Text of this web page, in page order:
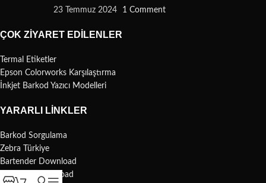
23 Temmuz 2024 1 Comment
ÇOK ZIYARET EDILENLER
Termal Etiketler
Epson Colorworks Karşılaştırma
İnkjet Barkod Yazıcı Modelleri
YARARLI LINKLER
Barkod Sorgulama
Zebra Türkiye
Bartender Download
Nicelabel Download